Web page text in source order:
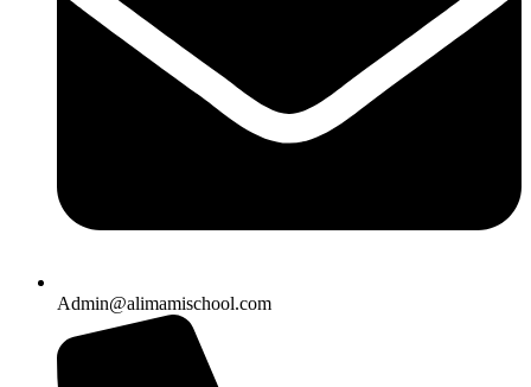
Admin@alimamischool.com